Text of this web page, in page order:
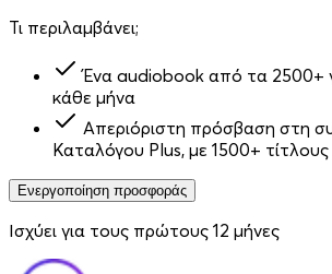
Τι περιλαμβάνει;
Ένα audiobook από τα 2500+
κάθε μήνα
Απεριόριστη πρόσβαση στη
Καταλόγου Plus, με 1500+ τίτλους
Ενεργοποίηση προσφοράς
Ισχύει για τους πρώτους 12 μήνες